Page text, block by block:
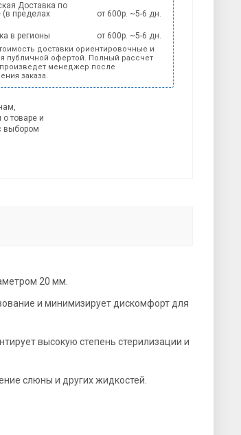
Доставка по
(в пределах
от 600р. ~5-6 дн.
в регионы от 600р. ~5-6 дн.
доставки ориентировочные и
публичной офертой. Полный рассчет
менеджер после
заказа.
товаре и
выбором
20 мм.
и минимизирует дискомфорт для
высокую степень стерилизации и
слюны и других жидкостей.